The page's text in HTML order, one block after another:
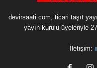
devirsaati.com, ticari taşıt
yayın kurulu üyeleriyle
İletişim: